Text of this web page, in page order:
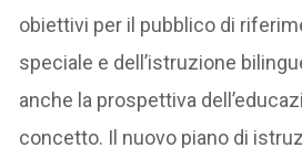
obiettivi per il pubblico di
speciale e dell’istruzione
anche la prospettiva
concetto. Il nuovo piano di